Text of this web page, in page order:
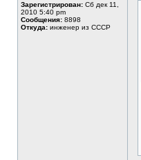
Зарегистрирован: Сб дек 11,
2010 5:40 pm
Сообщения: 8898
Откуда: инженер из СССР